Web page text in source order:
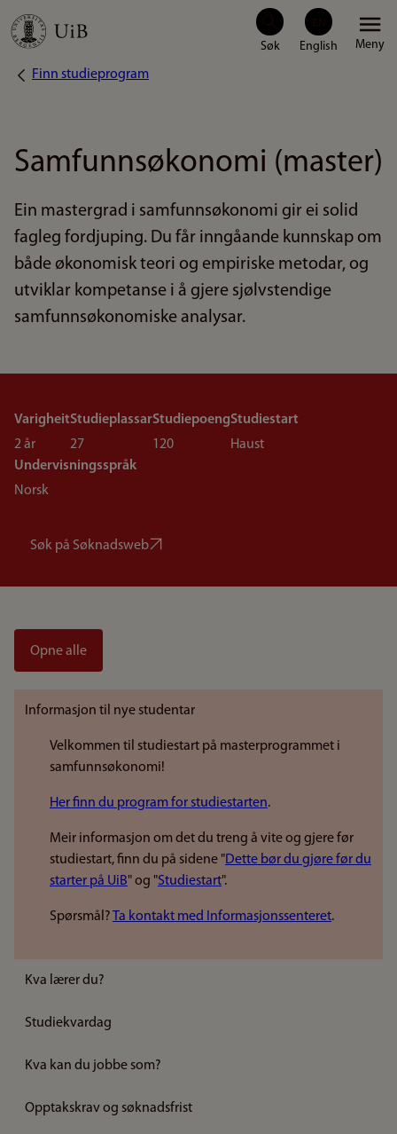
Hopp
hovedinnhold
Meny
Navigasjonssti
Finn studieprogram
Samfunnsøkonomi (master)
Ein mastergrad i samfunnsøkonomi gir ei solid
fagleg fordjuping. Du får inngåande kunnskap om
både økonomisk teori og empiriske metodar, og
utviklar kompetanse i å gjere sjølvstendige
samfunnsøkonomiske analysar.
Varigheit
2 år
Studieplassar
27
Studiepoeng
120
Studiestart
Haust
Undervisningsspråk
Norsk
Søk på Søknadsweb
Opne alle
Informasjon til nye studentar
Velkommen til studiestart på masterprogrammet i
samfunnsøkonomi!
Her finn du program for studiestarten.
Meir informasjon om det du treng å vite og gjere før
studiestart, finn du på sidene "Dette bør du gjøre før du
starter på UiB" og "Studiestart".
Spørsmål?Ta kontakt med Informasjonssenteret.
Kva lærer du?
Studiekvardag
Kva kan du jobbe som?
Opptakskrav og søknadsfrist